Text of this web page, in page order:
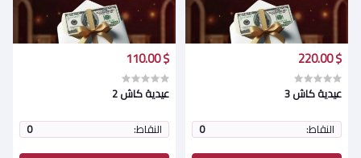
$ 220.00
عيدية كاش 3
النقاط:
0
$ 110.00
عيدية كاش 2
النقاط:
0